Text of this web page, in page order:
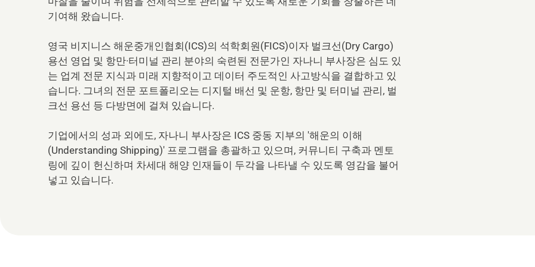
기여해 왔습니다.
영국 비지니스 해운중개인협회(ICS)의 석학회원(FICS)이자 벌크선(Dry Cargo)
용선 영업 및 항만·터미널 관리 분야의 숙련된 전문가인 자나니 부사장은 심도 있
는 업계 전문 지식과 미래 지향적이고 데이터 주도적인 사고방식을 결합하고 있
습니다. 그녀의 전문 포트폴리오는 디지털 배선 및 운항, 항만 및 터미널 관리, 벌
크선 용선 등 다방면에 걸쳐 있습니다.
기업에서의 성과 외에도, 자나니 부사장은 ICS 중동 지부의 '해운의 이해
(Understanding Shipping)' 프로그램을 총괄하고 있으며, 커뮤니티 구축과 멘토
링에 깊이 헌신하며 차세대 해양 인재들이 두각을 나타낼 수 있도록 영감을 불어
넣고 있습니다.